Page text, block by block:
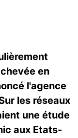
en
l'agence
les réseaux
une étude
aux Etats-